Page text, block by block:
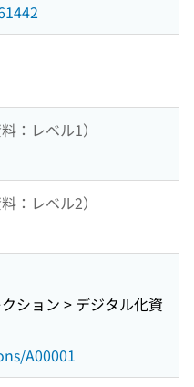
：レベル1）
：レベル2）
ション > デジタル化資
A00001